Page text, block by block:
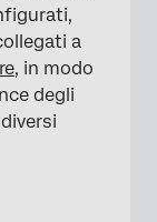
a
, in modo
degli